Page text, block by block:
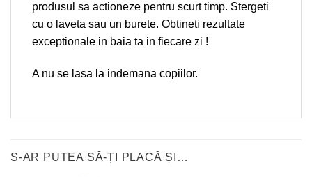
produsul sa actioneze pentru scurt timp. Stergeti
cu o laveta sau un burete. Obtineti rezultate
exceptionale in baia ta in fiecare zi !
A nu se lasa la indemana copiilor.
S-AR PUTEA SĂ-ȚI PLACĂ ȘI…